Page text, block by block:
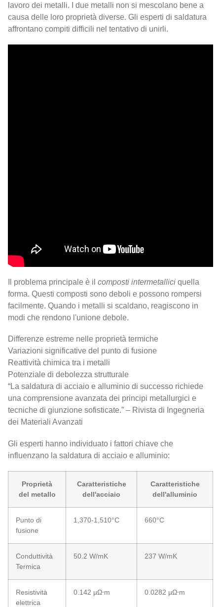
lavoro dei metalli. I due metalli non si mescolano bene a
causa delle loro proprietà diverse. Gli esperti di saldatura
affrontano compiti difficili nel tentativo di unirli.
Il problema principale è il composti intermetallici quella
forma. Questi composti sono deboli e possono rompersi
facilmente. Quando i metalli si scaldano, reagiscono in
modi che rendono l'unione debole.
Differenze estreme nelle proprietà termiche
Variazioni significative del punto di fusione
Reattività chimica tra i metalli
Potenziale di debolezza strutturale
“La saldatura di acciaio e alluminio di successo richiede
una comprensione avanzata dei principi metallurgici e
tecniche di giunzione sofisticate.” – Rivista di Ingegneria
dei Materiali Avanzati
Gli esperti hanno individuato i fattori chiave che
influenzano la saldatura di acciaio e alluminio:
Proprietà
del metallo
Caratteristiche
dell'acciaio
Caratteristiche
dell'alluminio
Punto di
fusione
1,370-1,510°C 660°C
Conduttività
Termica
50.2 W/mK 237 W/mK
Resistività
elettrica
0.142 µΩ⋅m 0.0282 µΩ⋅m